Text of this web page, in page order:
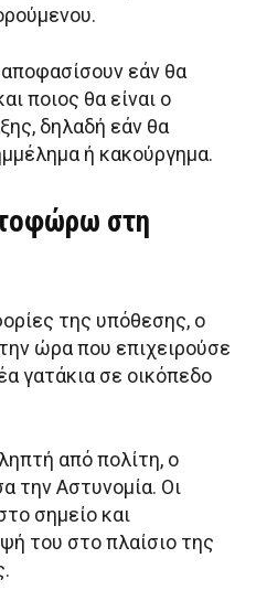
εάν θα
ποιος θα είναι ο
δηλαδή εάν θα
ή κακούργημα.
στη
της υπόθεσης, ο
ώρα που επιχειρούσε
γατάκια σε οικόπεδο
από πολίτη, ο
την Αστυνομία. Οι
σημείο και
του στο πλαίσιο της